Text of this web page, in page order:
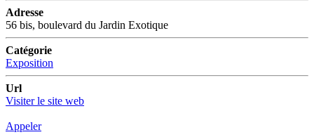
Adresse
56 bis, boulevard du Jardin Exotique
Catégorie
Exposition
Url
Visiter le site web
Appeler